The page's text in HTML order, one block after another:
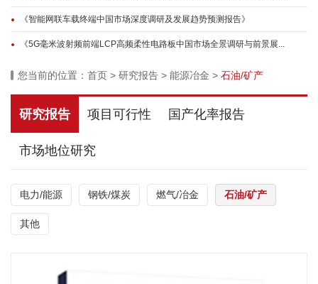
《智能网联车载终端中国市场深度调研及发展趋势预测报告》
《5G毫米波射频前端LCP高频柔性电路板中国市场全景调研与前景展...
您当前的位置： 首页 > 研究报告 > 能源冶金 > 石油/矿产
研究报告 项目可行性 国产化率报告
市场地位研究
电力/能源 钢铁/煤炭 燃气/冶金 石油/矿产
其他